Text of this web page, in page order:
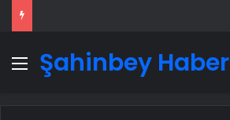
Menü
Şahinbey Haber